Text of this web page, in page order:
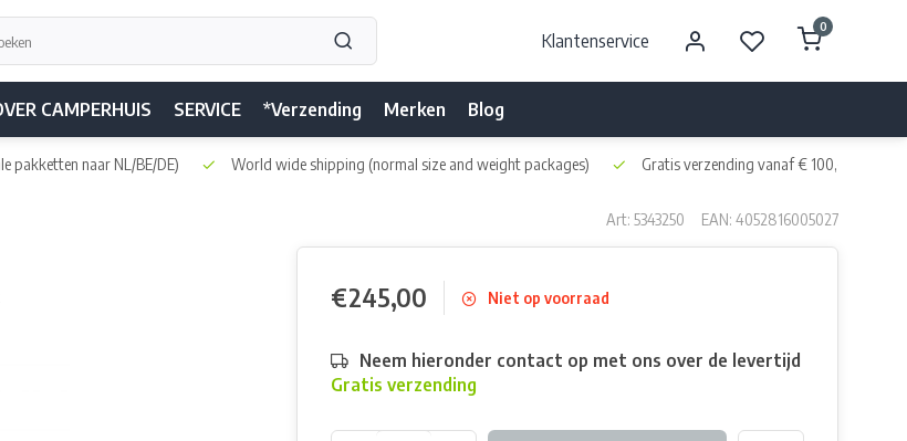
Klantenservice
0
CAMPERHUIS SERVICE *Verzending Merken Blog
pakketten naar NL/BE/DE) World wide shipping (normal size and weight packages) Gratis verzending vanaf € 100,- naar NL
Art: 5343250 EAN: 4052816005027
€245,00 Niet op voorraad
Neem hieronder contact op met ons over de levertijd
Gratis verzending